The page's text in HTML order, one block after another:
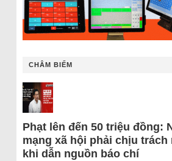
CHÂM BIẾM
Phạt lên đến 50 triệu đồng:
mạng xã hội phải chịu trách
khi dẫn nguồn báo chí